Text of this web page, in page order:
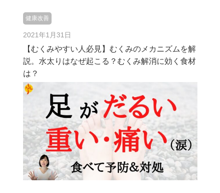
健康改善
2021年1月31日
【むくみやすい人必見】むくみのメカニズムを解
説。水太りはなぜ起こる？むくみ解消に効く食材
は？